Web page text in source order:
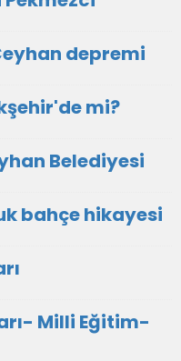
depremi
mi?
Belediyesi
bahçe hikayesi
Milli Eğitim-